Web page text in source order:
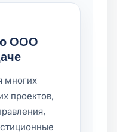
ООО
многих
проектов,